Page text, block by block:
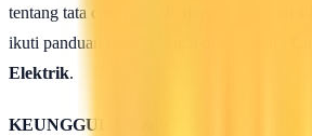
tentang tata cara isi saldo deposit pulsa ini
ikuti panduan yang terdapat di halaman :
Elektrik.
KEUNGGULAN & KELEBIHAN